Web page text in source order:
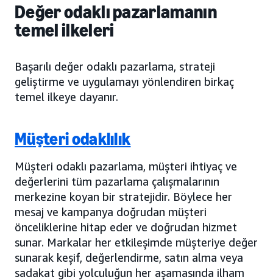
Değer odaklı pazarlamanın
temel ilkeleri
Başarılı değer odaklı pazarlama, strateji
geliştirme ve uygulamayı yönlendiren birkaç
temel ilkeye dayanır.
Müşteri odaklılık
Müşteri odaklı pazarlama, müşteri ihtiyaç ve
değerlerini tüm pazarlama çalışmalarının
merkezine koyan bir stratejidir. Böylece her
mesaj ve kampanya doğrudan müşteri
önceliklerine hitap eder ve doğrudan hizmet
sunar. Markalar her etkileşimde müşteriye değer
sunarak keşif, değerlendirme, satın alma veya
sadakat gibi yolculuğun her aşamasında ilham